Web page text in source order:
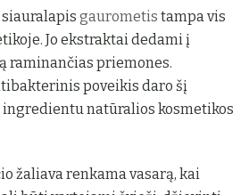
gaurometis tampa vis
Jo ekstraktai dedami į
raminančias priemones.
poveikis daro šį
natūralios kosmetikos
žaliava renkama vasarą, kai